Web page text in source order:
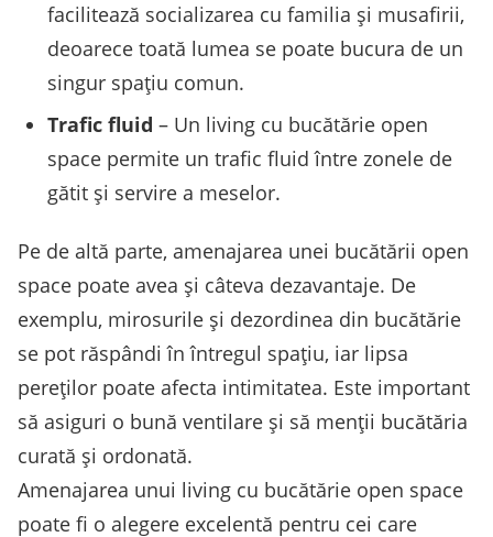
facilitează socializarea cu familia și musafirii,
deoarece toată lumea se poate bucura de un
singur spațiu comun.
Trafic fluid – Un living cu bucătărie open
space permite un trafic fluid între zonele de
gătit și servire a meselor.
Pe de altă parte, amenajarea unei bucătării open
space poate avea și câteva dezavantaje. De
exemplu, mirosurile și dezordinea din bucătărie
se pot răspândi în întregul spațiu, iar lipsa
pereților poate afecta intimitatea. Este important
să asiguri o bună ventilare și să menții bucătăria
curată și ordonată.
Amenajarea unui living cu bucătărie open space
poate fi o alegere excelentă pentru cei care